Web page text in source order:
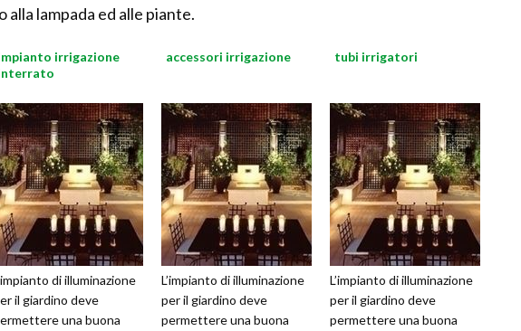
lampada ed alle piante.
irrigazione
di illuminazione
il giardino deve
una buona
accessori irrigazione
L’impianto di illuminazione
per il giardino deve
permettere una buona
tubi irrigatori
L’impianto di illuminazione
per il giardino deve
permettere una buona